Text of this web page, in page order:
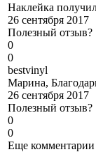
Наклейка
26 сентября 2017
Полезный отзыв?
0
0
bestvinyl
Марина,
26 сентября 2017
Полезный отзыв?
0
0
Еще комментарии